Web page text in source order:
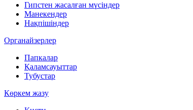
Гипстен жасалған мүсіндер
Манекендер
Нақпішіндер
Органайзерлер
Папкалар
Қаламсауыттар
Тубустар
Көркем жазу